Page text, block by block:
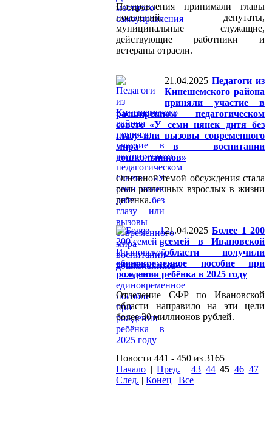
Поздравления принимали главы
поселений, депутаты,
муниципальные служащие,
действующие работники и
ветераны отрасли.
21.04.2025 Педагоги из
Кинешемского района
приняли участие в
расширенном педагогическом
совете «У семи нянек дитя без
глазу или вызовы современного
мира в воспитании
дошкольников»
Основной темой обсуждения стала
роль различных взрослых в жизни
ребенка.
21.04.2025 Более 1 200
семей в Ивановской
области получили
единовременное пособие при
рождении ребёнка в 2025 году
Отделение СФР по Ивановской
области направило на эти цели
более 30 миллионов рублей.
Новости 441 - 450 из 3165
Начало |Пред. |43 44 45 46 47|
След. | Конец | Все